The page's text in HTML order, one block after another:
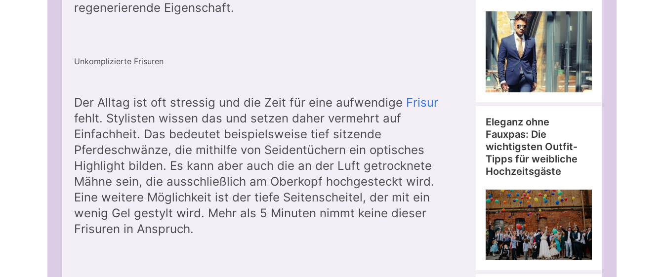
regenerierende Eigenschaft.
Unkomplizierte Frisuren
Der Alltag ist oft stressig und die Zeit für eine aufwendige Frisur
fehlt. Stylisten wissen das und setzen daher vermehrt auf
Einfachheit. Das bedeutet beispielsweise tief sitzende
Pferdeschwänze, die mithilfe von Seidentüchern ein optisches
Highlight bilden. Es kann aber auch die an der Luft getrocknete
Mähne sein, die ausschließlich am Oberkopf hochgesteckt wird.
Eine weitere Möglichkeit ist der tiefe Seitenscheitel, der mit ein
wenig Gel gestylt wird. Mehr als 5 Minuten nimmt keine dieser
Frisuren in Anspruch.
Eleganz ohne
Fauxpas: Die
wichtigsten Outfit-
Tipps für weibliche
Hochzeitsgäste